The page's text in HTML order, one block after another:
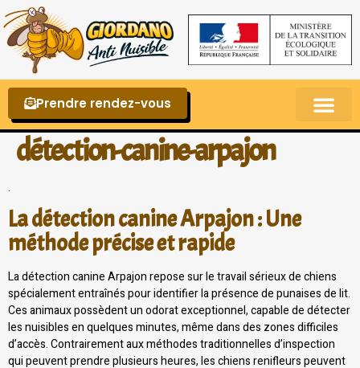
Prendre rendez-vous
détection-canine-arpajon
.
La détection canine Arpajon : Une
méthode précise et rapide
La détection canine Arpajon repose sur le travail sérieux de chiens
spécialement entraînés pour identifier la présence de punaises de lit.
Ces animaux possèdent un odorat exceptionnel, capable de détecter
les nuisibles en quelques minutes, même dans des zones difficiles
d’accès. Contrairement aux méthodes traditionnelles d’inspection
qui peuvent prendre plusieurs heures, les chiens renifleurs peuvent